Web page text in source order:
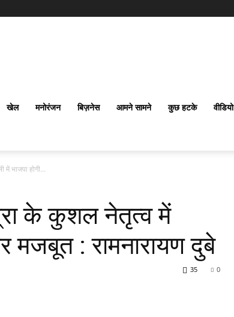
खेल मनोरंजन बिज़नेस आमने सामने कुछ हटके वीडियो
में भाजपा होगी...
के कुशल नेतृत्व में
मजबूत : रामनारायण दुबे
0
35